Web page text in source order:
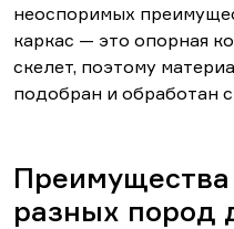
неоспоримых
каркас — это опорная
скелет, поэтому
подобран и обработан
Преимущества
разных пород